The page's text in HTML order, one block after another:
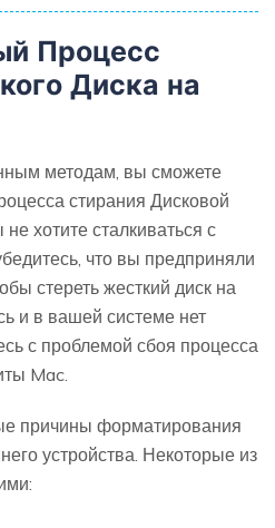
Процесс
Диска на
методам, вы сможете
стирания Дисковой
хотите сталкиваться с
что вы предприняли
стереть жесткий диск на
и в вашей системе нет
с проблемой сбоя процесса
Mac.
причины форматирования
устройства. Некоторые из